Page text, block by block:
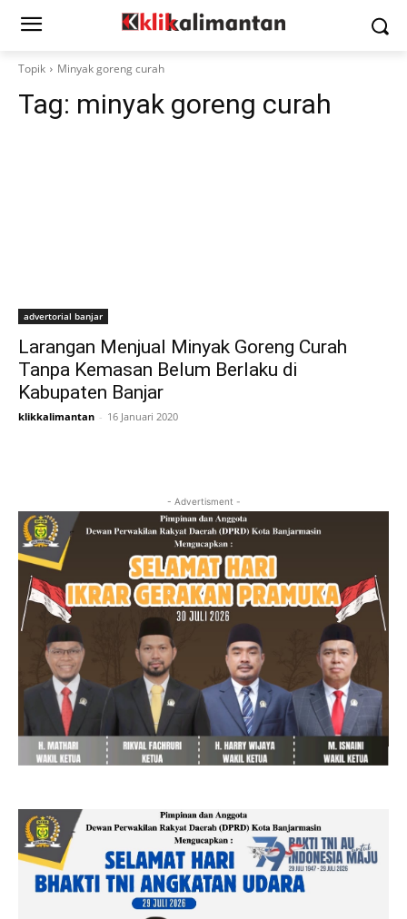
Topik Minyak goreng curah
Tag: minyak goreng curah
advertorial banjar
Larangan Menjual Minyak Goreng Curah
Tanpa Kemasan Belum Berlaku di
Kabupaten Banjar
klikkalimantan - 16 Januari 2020
- Advertisment -